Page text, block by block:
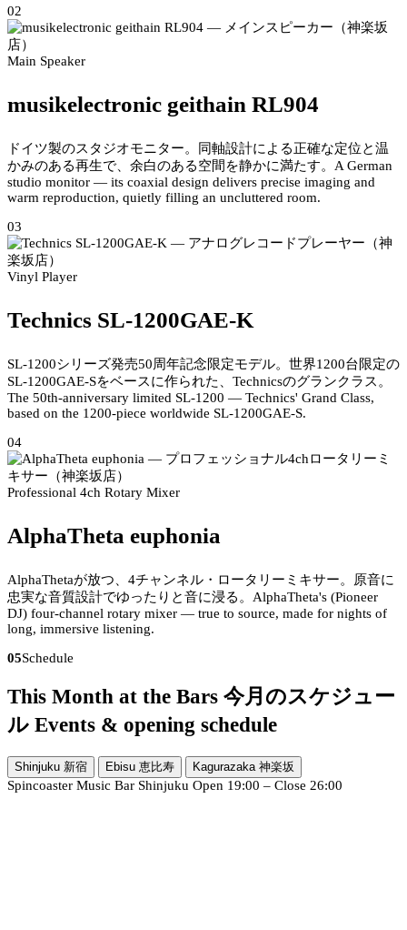
02
Main Speaker
musikelectronic geithain RL904
ドイツ製のスタジオモニター。同軸設計による正確な定位と温
かみのある再生で、余白のある空間を静かに満たす。 A German
studio monitor — its coaxial design delivers precise imaging and
warm reproduction, quietly filling an uncluttered room.
03
Vinyl Player
Technics SL-1200GAE-K
SL-1200シリーズ発売50周年記念限定モデル。世界1200台限定の
SL-1200GAE-Sをベースに作られた、Technicsのグランクラス。
The 50th-anniversary limited SL-1200 — Technics' Grand Class,
based on the 1200-piece worldwide SL-1200GAE-S.
04
Professional 4ch Rotary Mixer
AlphaTheta euphonia
AlphaThetaが放つ、4チャンネル・ロータリーミキサー。原音に
忠実な音質設計でゆったりと音に浸る。 AlphaTheta's (Pioneer
DJ) four-channel rotary mixer — true to source, made for nights of
long, immersive listening.
05Schedule
This Month at the Bars 今月のスケジュー
ル Events & opening schedule
Shinjuku 新宿 Ebisu 恵比寿 Kagurazaka 神楽坂
Spincoaster Music Bar Shinjuku Open 19:00 – Close 26:00